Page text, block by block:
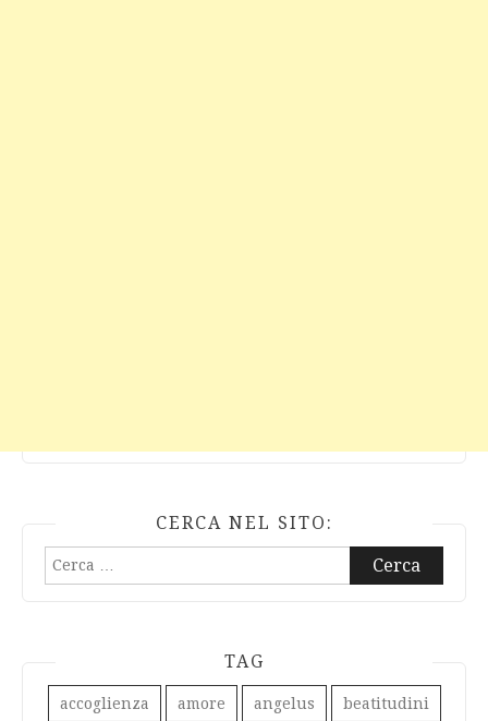
CERCA NEL SITO:
Ricerca
per:
TAG
accoglienza amore angelus beatitudini